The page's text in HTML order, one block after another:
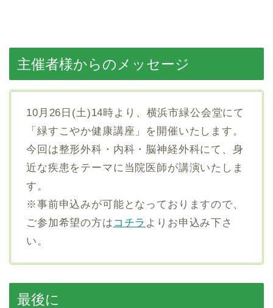
主催者様からのメッセージ
10月26日(土)14時より、横浜市緑公会堂にて
「緑すこやか健康講座」を開催いたします。
今回は整形外科・内科・脳神経外科にて、身
近な疾患をテーマに当院医師が講演いたしま
す。
※事前申込みが可能となっておりますので、
ご参加希望の方は コチラ よりお申込み下さ
い。
最後に